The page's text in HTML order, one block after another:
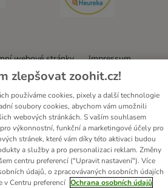
webové stránky
Impressum
Zde odstoupit od smlouvy
Likvidace baterií
Kontakt
Způsoby platby
osobních údajů
Prohlášení o přístupnosti
zlepšovat zoohit.cz!
používáme cookies, pixely a další technologie
soubory cookies, abychom vám umožnili
webových stránkách. S vaším souhlasem
výkonnostní, funkční a marketingové účely pro
stránek, které vám díky této aktivaci budou
a služby a pro personalizaci reklam. Změny
centru preferencí ("Upravit nastavení"). Více
údajů, o zpracovávaných osobních údajích
v Centru preferencí Ochrana osobních údajů